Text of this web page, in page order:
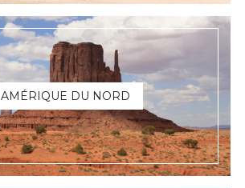
AMÉRIQUE DU NORD